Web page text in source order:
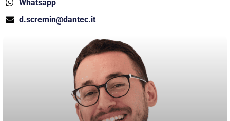
Whatsapp
d.scremin@dantec.it